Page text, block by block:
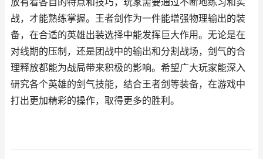
战，才能熟练掌握。王者剑作为一件能增强物理输出的装
备，在合适的英雄出装选择中能发挥巨大作用。无论是在
对线期的压制，还是团战中的输出和分割战场，剑气的合
理释放都能为战局带来积极的影响。希望广大玩家能深入
研究各个英雄的剑气技能，结合王者剑等装备，在游戏中
打出更加精彩的操作，取得更多的胜利。